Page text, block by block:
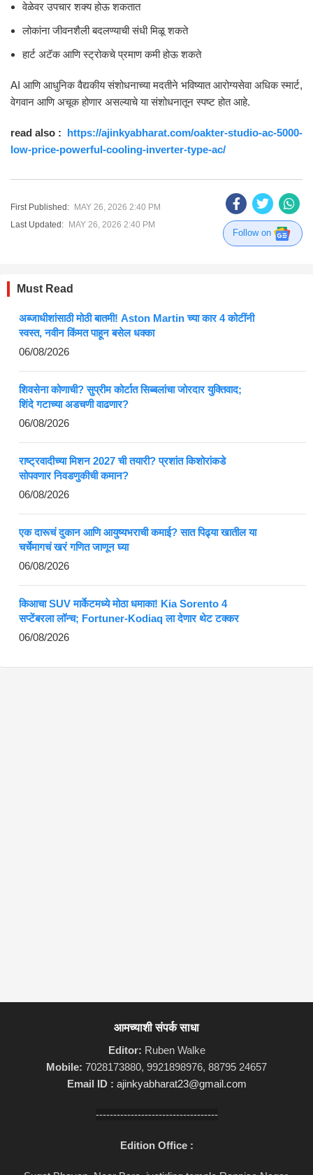
वेळेवर उपचार शक्य होऊ शकतात
लोकांना जीवनशैली बदलण्याची संधी मिळू शकते
हार्ट अटॅक आणि स्ट्रोकचे प्रमाण कमी होऊ शकते
AI आणि आधुनिक वैद्यकीय संशोधनाच्या मदतीने भविष्यात आरोग्यसेवा अधिक स्मार्ट,
वेगवान आणि अचूक होणार असल्याचे या संशोधनातून स्पष्ट होत आहे.
read also : https://ajinkyabharat.com/oakter-studio-ac-5000-
low-price-powerful-cooling-inverter-type-ac/
First Published: MAY 26, 2026 2:40 PM
Last Updated: MAY 26, 2026 2:40 PM
Follow on
Must Read
अब्जाधीशांसाठी मोठी बातमी! Aston Martin च्या कार 4 कोटींनी
स्वस्त, नवीन किंमत पाहून बसेल धक्का
06/08/2026
शिवसेना कोणाची? सुप्रीम कोर्टात सिब्बलांचा जोरदार युक्तिवाद;
शिंदे गटाच्या अडचणी वाढणार?
06/08/2026
राष्ट्रवादीच्या मिशन 2027 ची तयारी? प्रशांत किशोरांकडे
सोपवणार निवडणुकीची कमान?
06/08/2026
एक दारूचं दुकान आणि आयुष्यभराची कमाई? सात पिढ्या खातील या
चर्चेमागचं खरं गणित जाणून घ्या
06/08/2026
किआचा SUV मार्केटमध्ये मोठा धमाका! Kia Sorento 4
सप्टेंबरला लॉन्च; Fortuner-Kodiaq ला देणार थेट टक्कर
06/08/2026
आमच्याशी संपर्क साधा
Editor: Ruben Walke
Mobile: 7028173880, 9921898976, 88795 24657
Email ID : ajinkyabharat23@gmail.com
-----------------------------------
Edition Office :